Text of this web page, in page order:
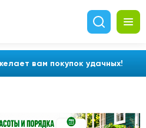
вам покупок удачных!